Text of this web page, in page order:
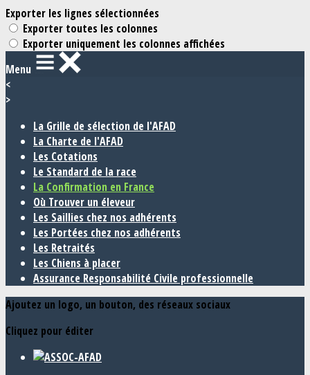
Exporter les lignes sélectionnées
Exporter toutes les colonnes
Exporter uniquement les colonnes affichées
Menu
<
>
La Grille de sélection de l'AFAD
La Charte de l'AFAD
Les Cotations
Le Standard de la race
La Confirmation en France
Où Trouver un éleveur
Les Saillies chez nos adhérents
Les Portées chez nos adhérents
Les Retraités
Les Chiens à placer
Assurance Responsabilité Civile professionnelle
Ajoutez un logo, un bouton, des réseaux sociaux
Cliquez pour éditer